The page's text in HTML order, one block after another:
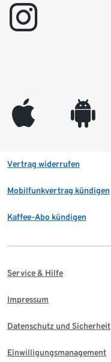
instagram
appleinc android
Vertrag widerrufen
Mobilfunkvertrag kündigen
Kaffee-Abo kündigen
Service & Hilfe
Impressum
Datenschutz und Sicherheit
Einwilligungsmanagement